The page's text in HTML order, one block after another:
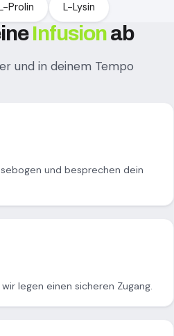
Prolin L-Lysin
Infusionab
und in deinem Tempo
und besprechen dein
legen einen sicheren Zugang.